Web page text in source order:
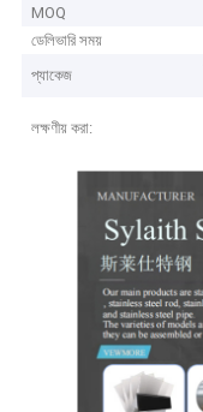
MOQ
ডেলিভারি সময়
প্যাকেজ
লক্ষণীয় করা: